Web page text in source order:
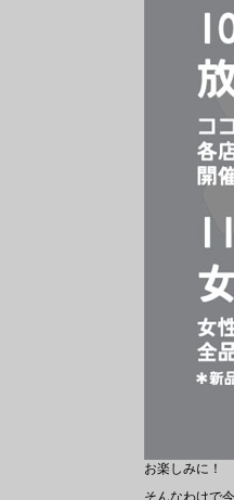
お楽しみに！
そんなわけで